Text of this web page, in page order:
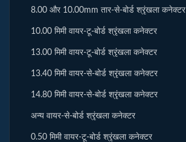
8.00 और 10.00mm तार-से-बोर्ड श्रृंखला कनेक्टर
10.00 मिमी वायर-टू-बोर्ड श्रृंखला कनेक्टर
13.00 मिमी वायर-टू-बोर्ड श्रृंखला कनेक्टर
13.40 मिमी वायर-से-बोर्ड श्रृंखला कनेक्टर
14.80 मिमी वायर-से-बोर्ड श्रृंखला कनेक्टर
अन्य वायर-से-बोर्ड श्रृंखला कनेक्टर
0.50 मिमी वायर-टू-बोर्ड श्रृंखला कनेक्टर